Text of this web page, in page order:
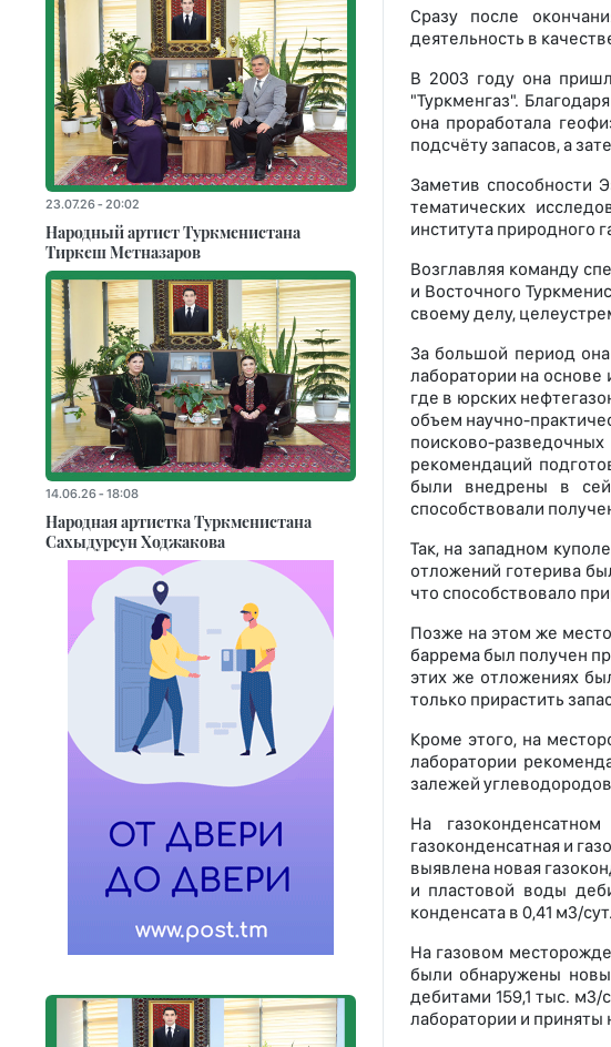
Сразу после
деятельность в
В 2003 году она
"Туркменгаз".
она проработала
подсчёту запасов, а
Заметив способности
тематических
института природного
Возглавляя команду
и Восточного
своему делу,
За большой период
лаборатории на основе
где в юрских
объем научно-
поисково-
рекомендаций
были внедрены в
способствовали
Так, на западном
отложений готерива
что способствовало
Позже на этом же
баррема был получен
этих же отложениях
только прирастить
Кроме этого, на
лаборатории
залежей
На
газоконденсатная и
выявлена новая
и пластовой воды
конденсата в 0,41 м3/сут.
На газовом
были обнаружены
дебитами 159,1 тыс.
лаборатории и приняты
23.07.26 - 20:02
Народный артист Туркменистана
Тиркеш Мeтназаров
14.06.26 - 18:08
Народная артистка Туркменистана
Сахыдурсун Ходжакова